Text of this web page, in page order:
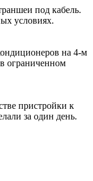
под кабель.
условиях.
на 4-м
ограниченном
пристройки к
за один день.